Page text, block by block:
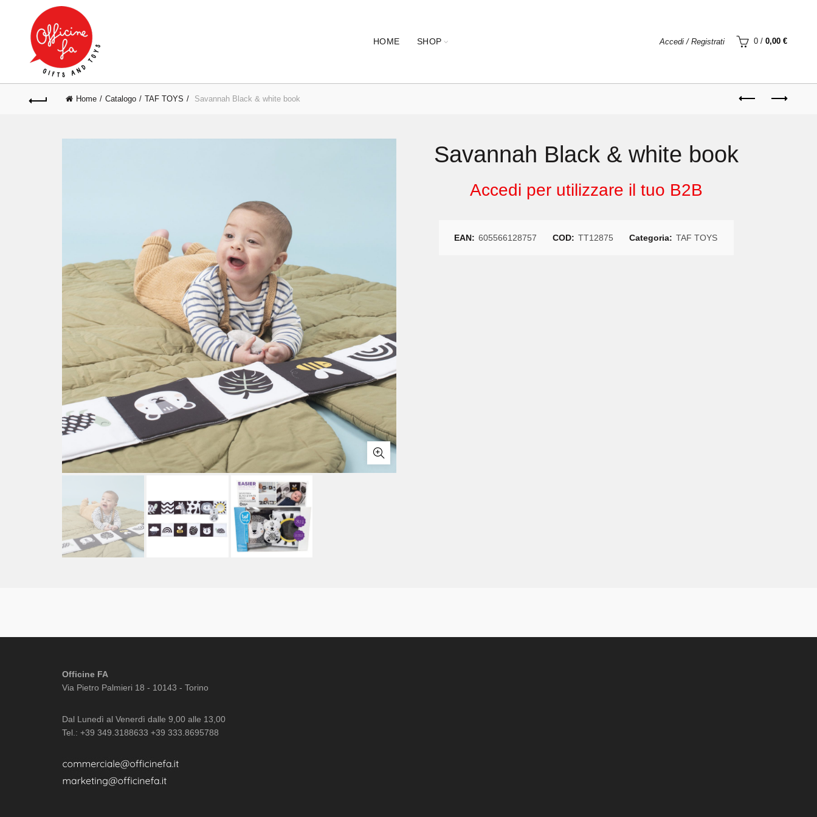
HOME SHOP Accedi / Registrati 0 / 0,00 €
Home Catalogo TAF TOYS Savannah Black & white book
Savannah Black & white book
Accedi per utilizzare il tuo B2B
EAN: 605566128757 COD: TT12875 Categoria: TAF TOYS
Officine FA
Via Pietro Palmieri 18 - 10143 - Torino
Dal Lunedì al Venerdì dalle 9,00 alle 13,00
Tel.: +39 349.3188633 +39 333.8695788